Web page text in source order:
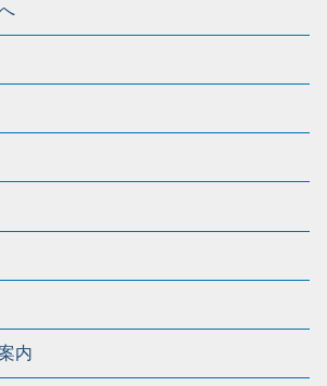
内